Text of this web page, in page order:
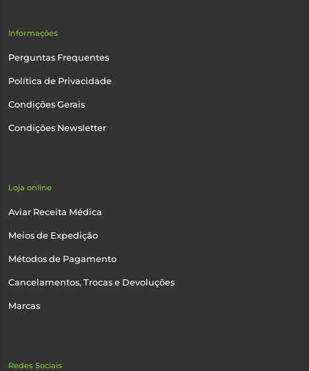
Informações
Perguntas Frequentes
Política de Privacidade
Condições Gerais
Condições Newsletter
Loja online
Aviar Receita Médica
Meios de Expedição
Métodos de Pagamento
Cancelamentos, Trocas e Devoluções
Marcas
Redes Sociais